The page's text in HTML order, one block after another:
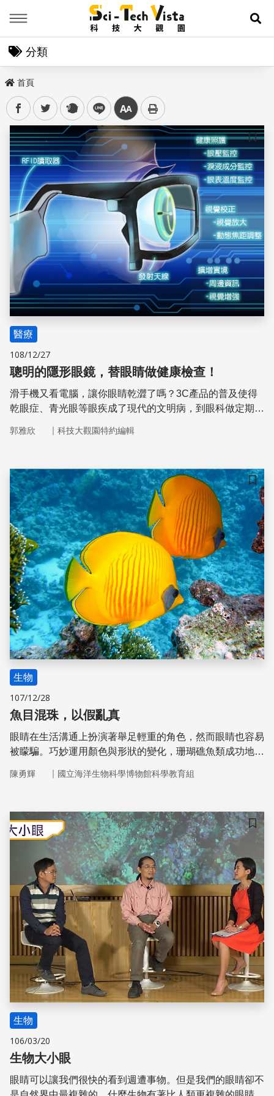
展
分類
首頁
facebooktwitter plurk line 中
儲存
醫療
108/12/27
聰明的隱形眼鏡，替眼睛做健康檢查！
滑手機又看電腦，讓你眼睛乾澀了嗎？3C產品的普及使得
乾眼症、青光眼等眼疾成了現代的文明病，到眼科做定期檢
法可能即將發生巨大的變化，因為，隱形眼鏡變聰明了！
郭雅欣 ｜ 科技大觀園特約編輯
儲存
生物
107/12/28
魚目混珠，以假亂真
眼睛在生活溝通上扮演著舉足輕重的角色，然而眼睛也容易
被矇騙。巧妙運用顏色與形狀的變化，珊瑚礁魚類成功地達
陳勇輝 ｜ 國立海洋生物科學博物館科學教育組
儲存
生物
106/03/20
生物大小眼
眼睛可以讓我們很快的看到週遭事物。但是我們的眼睛卻不